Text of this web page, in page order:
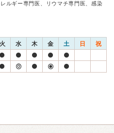
ルギー専門医、リウマチ専門医、感染
火 水 木 金 土 日 祝